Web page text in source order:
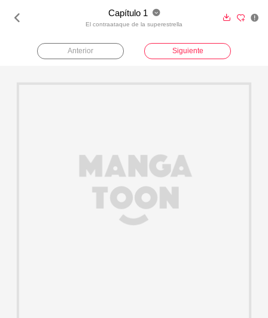
 Capítulo 1 
El contraataque de la superestrella
  
Anterior Siguiente